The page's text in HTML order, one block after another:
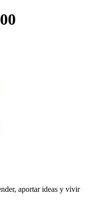
aportar ideas y vivir